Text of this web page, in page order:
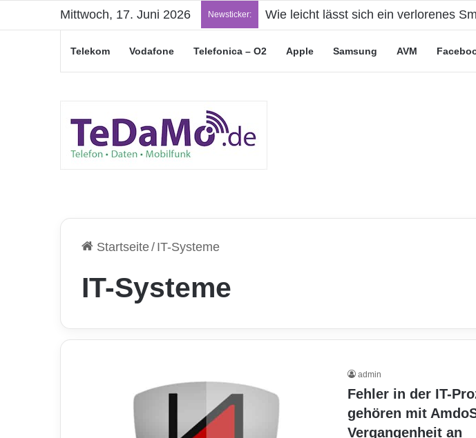
Mittwoch, 17. Juni 2026 Newsticker: Wie leicht lässt sich ein verlorenes
Telekom Vodafone Telefonica – O2 Apple Samsung AVM
Startseite/ IT-Systeme
IT-Systeme
admin
Fehler in der IT-
gehören mit
Vergangenheit an